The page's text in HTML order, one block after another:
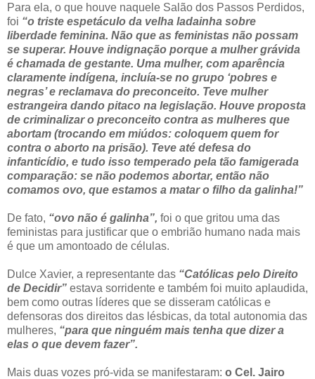
Para ela, o que houve naquele Salão dos Passos Perdidos,
foi “o triste espetáculo da velha ladainha sobre
liberdade feminina. Não que as feministas não possam
se superar. Houve indignação porque a mulher grávida
é chamada de gestante. Uma mulher, com aparência
claramente indígena, incluía-se no grupo ‘pobres e
negras’ e reclamava do preconceito. Teve mulher
estrangeira dando pitaco na legislação. Houve proposta
de criminalizar o preconceito contra as mulheres que
abortam (trocando em miúdos: coloquem quem for
contra o aborto na prisão). Teve até defesa do
infanticídio, e tudo isso temperado pela tão famigerada
comparação: se não podemos abortar, então não
comamos ovo, que estamos a matar o filho da galinha!”
De fato, “ovo não é galinha”, foi o que gritou uma das
feministas para justificar que o embrião humano nada mais
é que um amontoado de células.
Dulce Xavier, a representante das “Católicas pelo Direito
de Decidir” estava sorridente e também foi muito aplaudida,
bem como outras líderes que se disseram católicas e
defensoras dos direitos das lésbicas, da total autonomia das
mulheres, “para que ninguém mais tenha que dizer a
elas o que devem fazer”.
Mais duas vozes pró-vida se manifestaram: o Cel. Jairo